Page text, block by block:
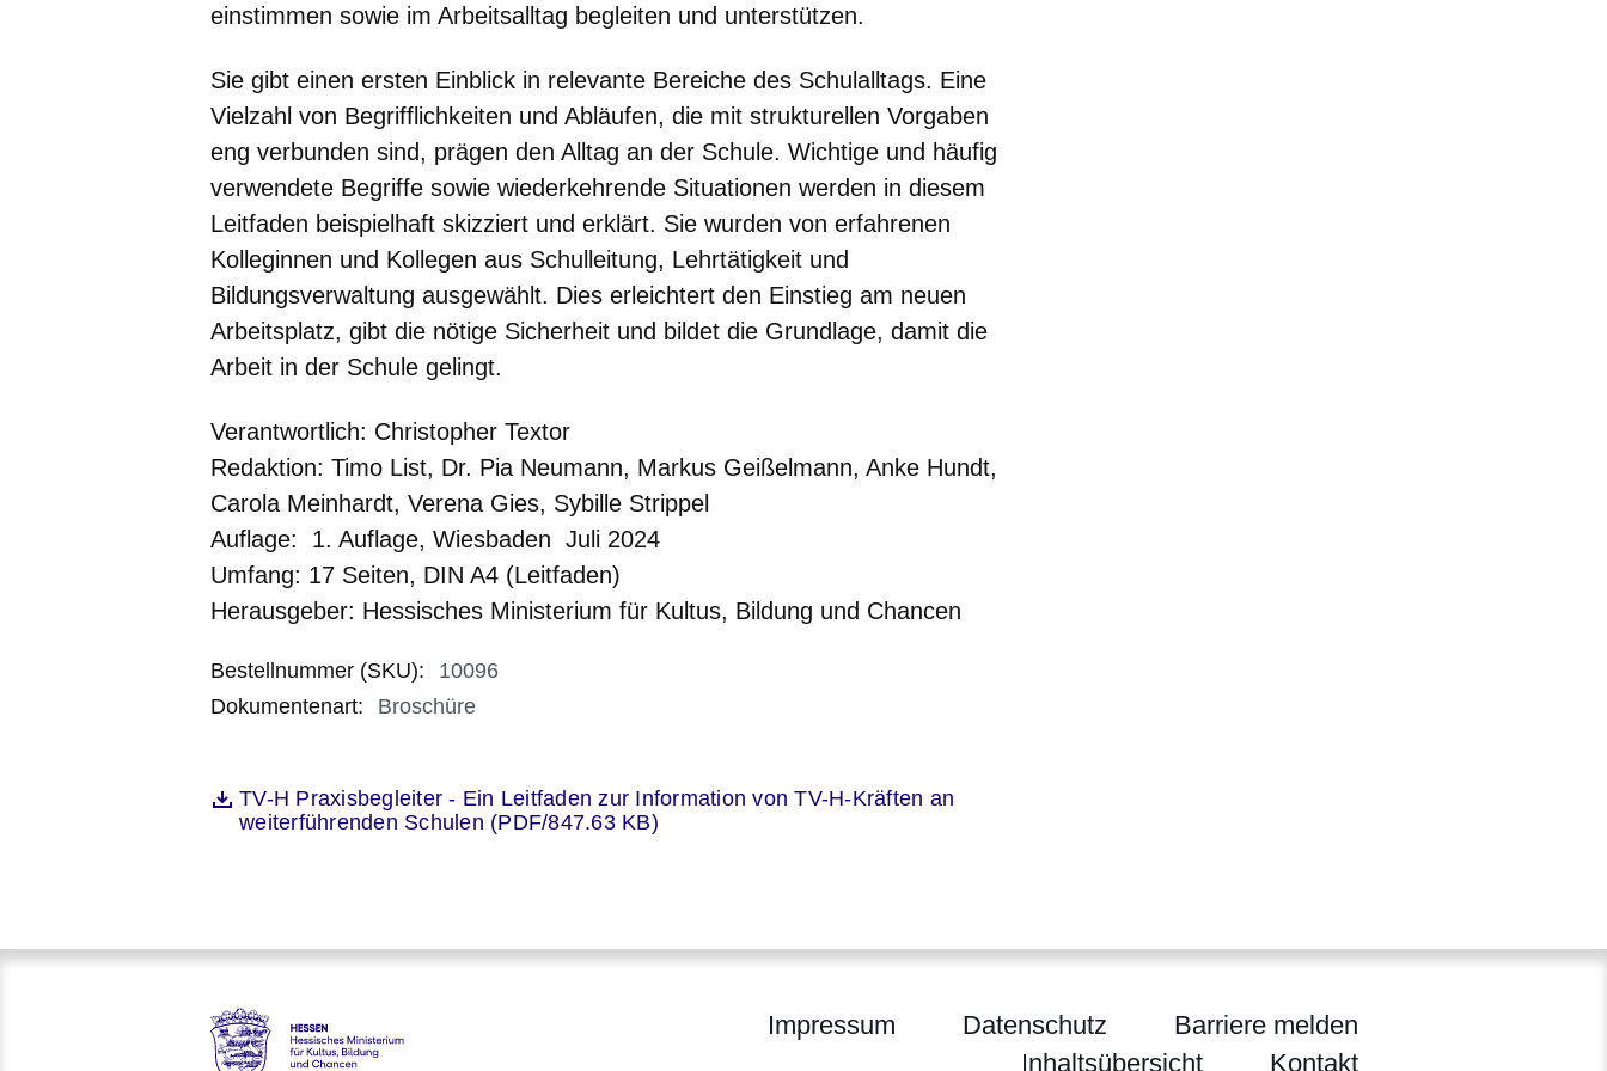
einstimmen sowie im Arbeitsalltag begleiten und unterstützen.
Sie gibt einen ersten Einblick in relevante Bereiche des Schulalltags. Eine
Vielzahl von Begrifflichkeiten und Abläufen, die mit strukturellen Vorgaben
eng verbunden sind, prägen den Alltag an der Schule. Wichtige und häufig
verwendete Begriffe sowie wiederkehrende Situationen werden in diesem
Leitfaden beispielhaft skizziert und erklärt. Sie wurden von erfahrenen
Kolleginnen und Kollegen aus Schulleitung, Lehrtätigkeit und
Bildungsverwaltung ausgewählt. Dies erleichtert den Einstieg am neuen
Arbeitsplatz, gibt die nötige Sicherheit und bildet die Grundlage, damit die
Arbeit in der Schule gelingt.
Verantwortlich: Christopher Textor
Redaktion: Timo List, Dr. Pia Neumann, Markus Geißelmann, Anke Hundt,
Carola Meinhardt, Verena Gies, Sybille Strippel
Auflage: 1. Auflage, Wiesbaden Juli 2024
Umfang: 17 Seiten, DIN A4 (Leitfaden)
Herausgeber: Hessisches Ministerium für Kultus, Bildung und Chancen
Bestellnummer (SKU):
10096
Dokumentenart: Broschüre
DateiTV-H Praxisbegleiter - Ein Leitfaden zur Information von TV-H-Kräften an
weiterführenden Schulen (PDF/847.63 KB)
Öffnet sich in einem neuen Fenster
Impressum Datenschutz
Barriere melden
Inhaltsübersicht
Kontakt